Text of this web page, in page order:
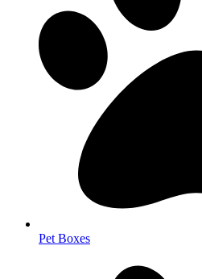
Pet Boxes